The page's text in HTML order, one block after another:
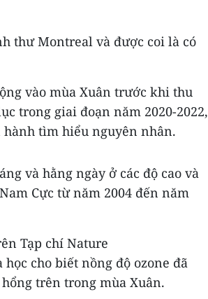
thư Montreal và được coi là có
vào mùa Xuân trước khi thu
trong giai đoạn năm 2020-2022,
tìm hiểu nguyên nhân.
và hằng ngày ở các độ cao và
Cực từ năm 2004 đến năm
Tạp chí Nature
cho biết nồng độ ozone đã
trên trong mùa Xuân.